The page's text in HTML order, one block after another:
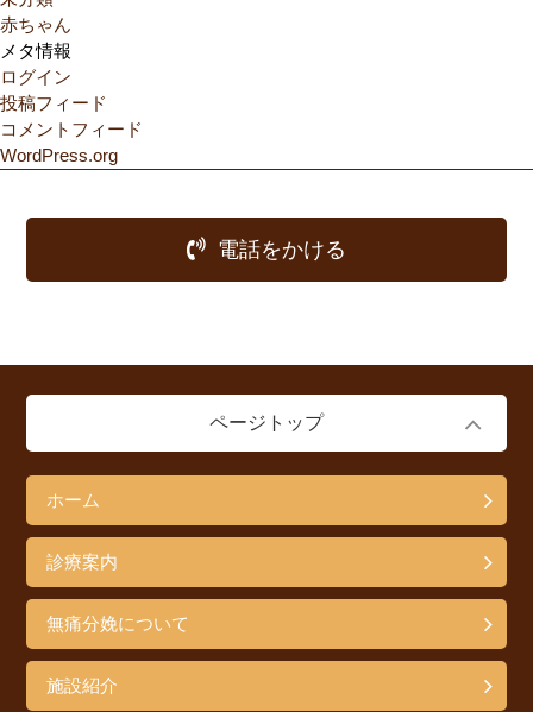
赤ちゃん
メタ情報
ログイン
投稿フィード
コメントフィード
WordPress.org
電話をかける
ページトップ
ホーム
診療案内
無痛分娩について
施設紹介